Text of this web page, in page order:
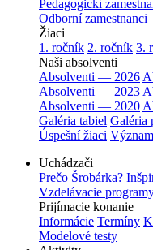
Pedagogickí
Odborní zamestnanci
Žiaci
1. ročník 2. ročník 3.
Naši absolventi
Absolventi — 2026
Absolventi — 2023
Absolventi — 2020
Galéria tabiel Galéria
Úspešní žiaci
Uchádzači
Prečo Šrobárka?
Vzdelávacie
Prijímacie konanie
Informácie Termíny
Modelové testy